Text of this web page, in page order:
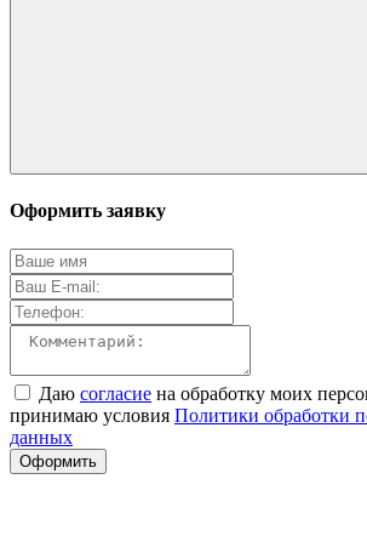
Оформить заявку
Даю согласие на обработку моих
принимаю условия Политики обработки
данных
Оформить